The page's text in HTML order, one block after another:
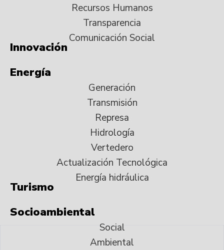
Recursos Humanos
Transparencia
Comunicación Social
Innovación
Energía
Generación
Transmisión
Represa
Hidrología
Vertedero
Actualización Tecnológica
Energía hidráulica
Turismo
Socioambiental
Social
Ambiental